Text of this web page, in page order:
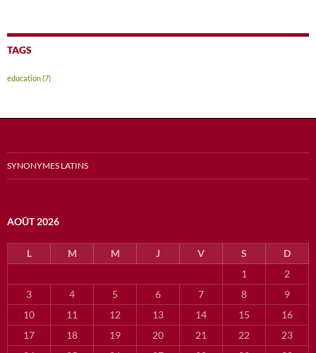
TAGS
éducation(7)
SYNONYMES LATINS
AOÛT 2026
L M M J V S
D
1
2
3
4 5 6 7 8
9
10
11 12 13 14 15
16
17
18 19 20 21 22
23